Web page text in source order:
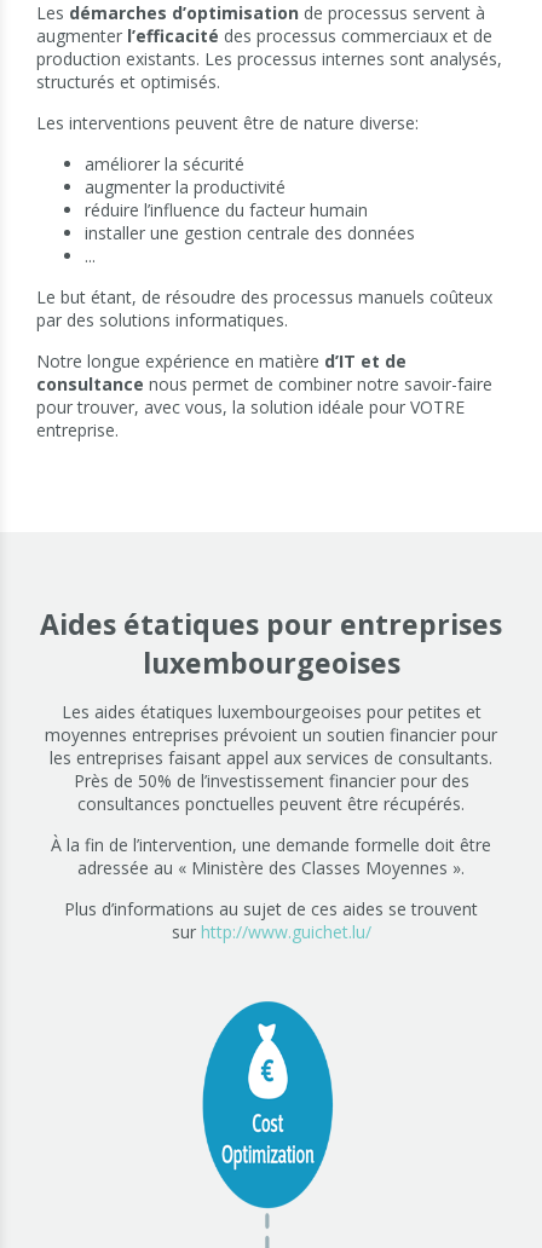
Les démarches d’optimisation de processus servent à
augmenter l’efficacité des processus commerciaux et de
production existants. Les processus internes sont analysés,
structurés et optimisés.
Les interventions peuvent être de nature diverse:
améliorer la sécurité
augmenter la productivité
réduire l’influence du facteur humain
installer une gestion centrale des données
...
Le but étant, de résoudre des processus manuels coûteux
par des solutions informatiques.
Notre longue expérience en matière d’IT et de
consultance nous permet de combiner notre savoir-faire
pour trouver, avec vous, la solution idéale pour VOTRE
entreprise.
Aides étatiques pour entreprises
luxembourgeoises
Les aides étatiques luxembourgeoises pour petites et
moyennes entreprises prévoient un soutien financier pour
les entreprises faisant appel aux services de consultants.
Près de 50% de l’investissement financier pour des
consultances ponctuelles peuvent être récupérés.
À la fin de l’intervention, une demande formelle doit être
adressée au « Ministère des Classes Moyennes ».
Plus d’informations au sujet de ces aides se trouvent
sur http://www.guichet.lu/